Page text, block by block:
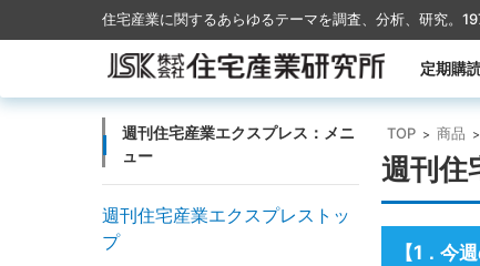
住宅産業に関するあらゆるテーマを調査、分析、研究。
コンテンツに移動
定期購
TOP > 商品 >
週刊住
【1 ． 今週
週刊住宅産業エクスプレス：メニ
ュー
週刊住宅産業エクスプレストッ
プ